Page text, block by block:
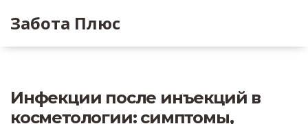
Забота Плюс
Инфекции после инъекций в
косметологии: симптомы,